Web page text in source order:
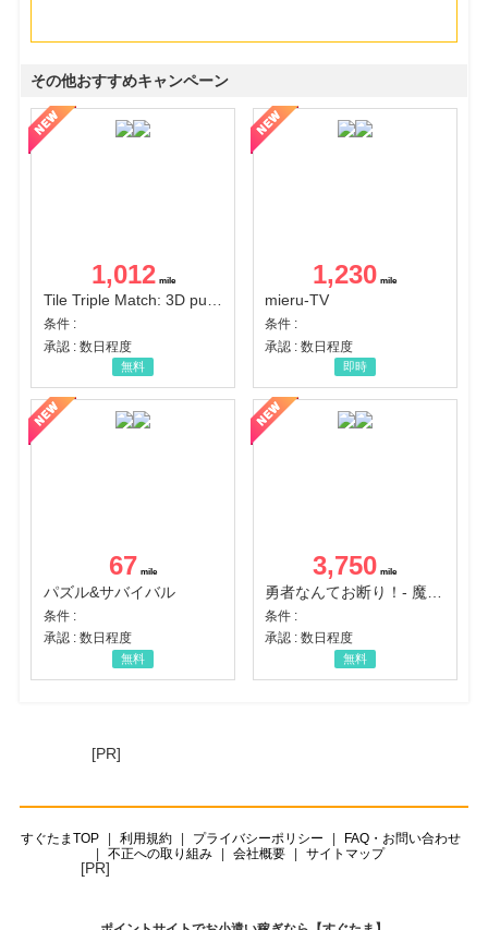
その他おすすめキャンペーン
1,012
Tile Triple Match: 3D puzzle
条件 :
承認 : 数日程度
無料
1,230
mieru-TV
条件 :
承認 : 数日程度
即時
67
パズル&サバイバル
条件 :
承認 : 数日程度
無料
3,750
条件 :
承認 : 数日程度
無料
[PR]
すぐたまTOP 利用規約 プライバシーポリシー
FAQ・お問い合わせ
不正への取り組み
会社概要 サイトマップ
[PR]